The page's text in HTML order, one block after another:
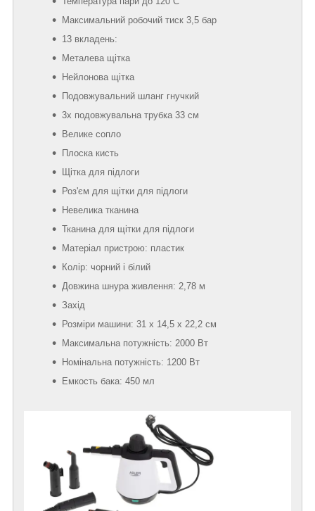
Максимальний робочий тиск 3,5 бар
13 вкладень:
Металева щітка
Нейлонова щітка
Подовжувальний шланг гнучкий
3x подовжувальна трубка 33 см
Велике сопло
Плоска кисть
Щітка для підлоги
Роз'єм для щітки для підлоги
Невелика тканина
Тканина для щітки для підлоги
Матеріал пристрою: пластик
Колір: чорний і білий
Довжина шнура живлення: 2,78 м
Захід
Розміри машини: 31 х 14,5 х 22,2 см
Максимальна потужність: 2000 Вт
Номінальна потужність: 1200 Вт
Емкость бака: 450 мл